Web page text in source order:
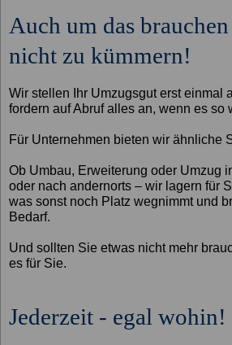
Auch um das
nicht zu kümmern!
Wir stellen Ihr Umzugsgut erst einmal
fordern auf Abruf alles an, wenn es so
Für Unternehmen bieten wir ähnliche
Ob Umbau, Erweiterung oder Umzug
oder nach andernorts – wir lagern für
was sonst noch Platz wegnimmt und
Bedarf.
Und sollten Sie etwas nicht mehr
es für Sie.
Jederzeit - egal wohin!